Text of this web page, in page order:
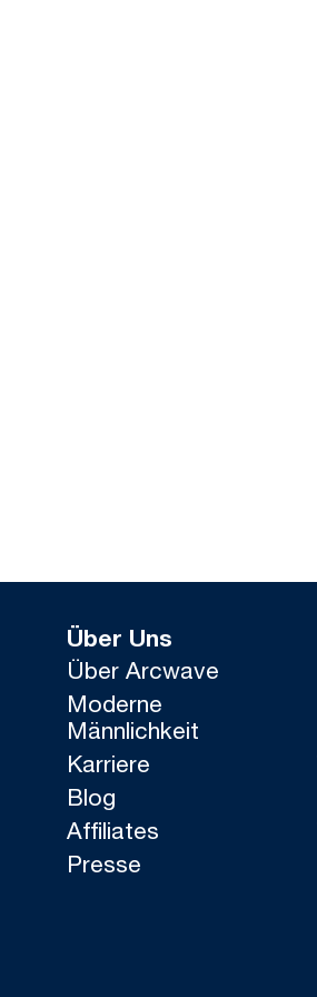
Über Uns
Über Arcwave
Moderne
Männlichkeit
Karriere
Blog
Affiliates
Presse